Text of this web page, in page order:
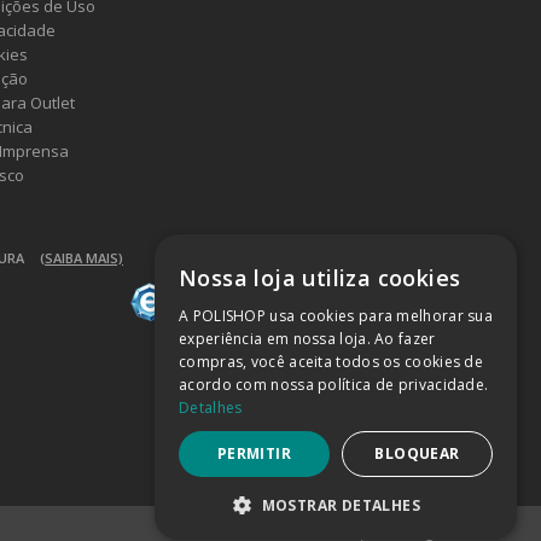
de Uso
Outlet
(SAIBA MAIS)
Nossa loja utiliza cookies
A POLISHOP usa cookies para melhorar sua
experiência em nossa loja. Ao fazer
compras, você aceita todos os cookies de
acordo com nossa política de privacidade.
Detalhes
PERMITIR BLOQUEAR
MOSTRAR DETALHES